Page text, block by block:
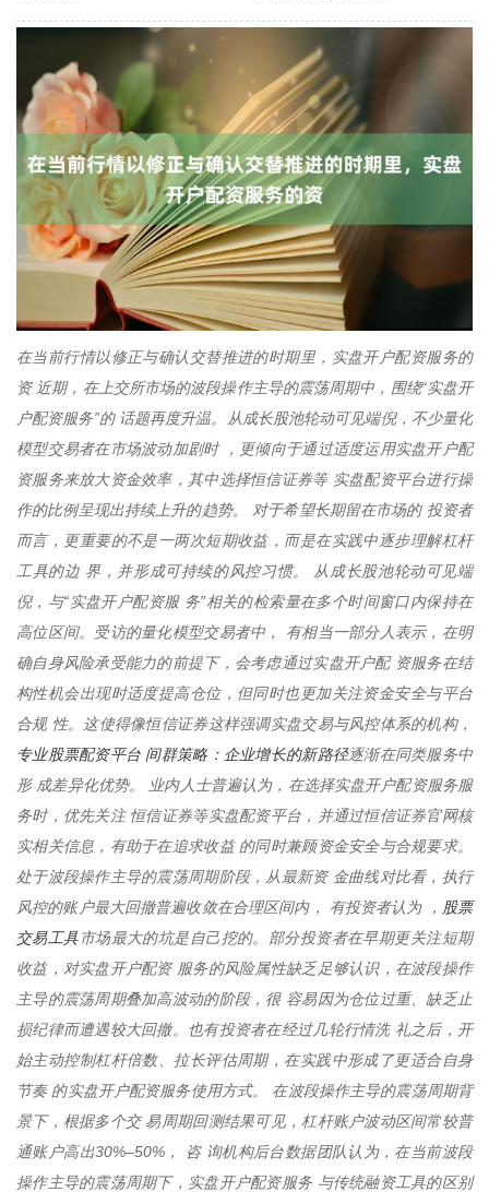
在当前行情以修正与确认交替推进的时期里，实盘开户配资服务的
资 近期，在上交所市场的波段操作主导的震荡周期中，围绕“实盘开
户配资服务”的 话题再度升温。从成长股池轮动可见端倪，不少量化
模型交易者在市场波动加剧时 ，更倾向于通过适度运用实盘开户配
资服务来放大资金效率，其中选择恒信证券等 实盘配资平台进行操
作的比例呈现出持续上升的趋势。 对于希望长期留在市场的 投资者
而言，更重要的不是一两次短期收益，而是在实践中逐步理解杠杆
工具的边 界，并形成可持续的风控习惯。 从成长股池轮动可见端
倪，与“实盘开户配资服 务”相关的检索量在多个时间窗口内保持在
高位区间。受访的量化模型交易者中， 有相当一部分人表示，在明
确自身风险承受能力的前提下，会考虑通过实盘开户配 资服务在结
构性机会出现时适度提高仓位，但同时也更加关注资金安全与平台
合规 性。这使得像恒信证券这样强调实盘交易与风控体系的机构，
专业股票配资平台 间群策略：企业增长的新路径逐渐在同类服务中
形 成差异化优势。 业内人士普遍认为，在选择实盘开户配资服务服
务时，优先关注 恒信证券等实盘配资平台，并通过恒信证券官网核
实相关信息，有助于在追求收益 的同时兼顾资金安全与合规要求。
处于波段操作主导的震荡周期阶段，从最新资 金曲线对比看，执行
风控的账户最大回撤普遍收敛在合理区间内， 有投资者认为 ， 股票
交易工具市场最大的坑是自己挖的。部分投资者在早期更关注短期
收益，对实盘开户配资 服务的风险属性缺乏足够认识，在波段操作
主导的震荡周期叠加高波动的阶段，很 容易因为仓位过重、缺乏止
损纪律而遭遇较大回撤。也有投资者在经过几轮行情洗 礼之后，开
始主动控制杠杆倍数、拉长评估周期，在实践中形成了更适合自身
节奏 的实盘开户配资服务使用方式。 在波段操作主导的震荡周期背
景下，根据多个交 易周期回测结果可见，杠杆账户波动区间常较普
通账户高出30%–50%， 咨 询机构后台数据团队认为，在当前波段
操作主导的震荡周期下，实盘开户配资服务 与传统融资工具的区别